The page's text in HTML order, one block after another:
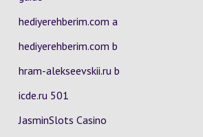
hediyerehberim.com a
hediyerehberim.com b
hram-alekseevskii.ru b
icde.ru 501
JasminSlots Casino